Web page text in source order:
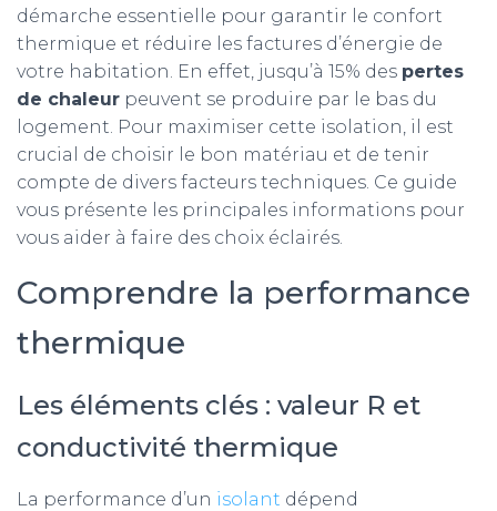
démarche essentielle pour garantir le confort
thermique et réduire les factures d’énergie de
votre habitation. En effet, jusqu’à 15% des pertes
de chaleur peuvent se produire par le bas du
logement. Pour maximiser cette isolation, il est
crucial de choisir le bon matériau et de tenir
compte de divers facteurs techniques. Ce guide
vous présente les principales informations pour
vous aider à faire des choix éclairés.
Comprendre la performance
thermique
Les éléments clés : valeur R et
conductivité thermique
La performance d’un isolant dépend